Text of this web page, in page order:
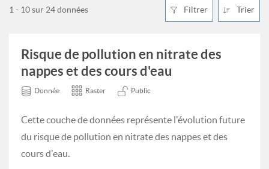
Filtrer Trier
1 - 10 sur 24 données
Risque de pollution en nitrate des
nappes et des cours d'eau
Donnée Raster Public
Cette couche de données représente l'évolution future
du risque de pollution en nitrate des nappes et des
cours d'eau.